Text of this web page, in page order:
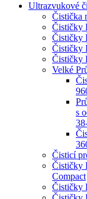
Ultrazvukové
Čistička
Čističky
Čističky
Čističky
Čističky
Velké
s
Čisticí
Čističky
Compact
Čističky